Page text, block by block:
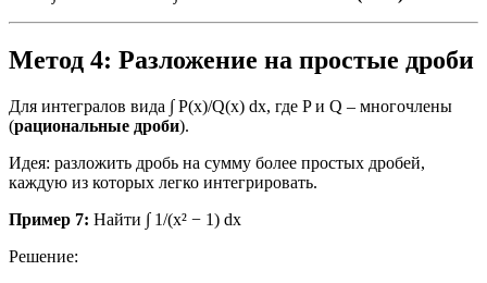
Метод 4: Разложение на простые дроби
Для интегралов вида ∫ P(x)/Q(x) dx, где P и Q – многочлены
(рациональные дроби).
Идея: разложить дробь на сумму более простых дробей,
каждую из которых легко интегрировать.
Пример 7: Найти ∫ 1/(x² − 1) dx
Решение: